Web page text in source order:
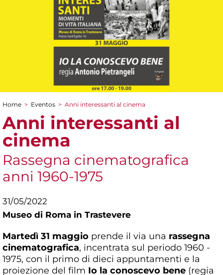
You are here
Home > Eventos > Anni interessanti al cinema
Anni interessanti al
cinema
Rassegna cinematografica
anni 1960-1975
31/05/2022
Museo di Roma in Trastevere
Martedì 31 maggio prende il via una rassegna
cinematografica, incentrata sul periodo 1960 -
1975, con il primo di dieci appuntamenti e la
proiezione del film Io la conoscevo bene (regia